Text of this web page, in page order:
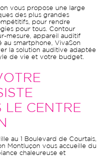
vous propose une large
des plus grandes
pour rendre
pour tous. Contour
mesure, appareil auditif
au smartphone, VivaSon
la solution auditive adaptée
de vie et votre budget.
CENTRE
au 1 Boulevard de Courtais,
Montluçon vous accueille du
chaleureuse et